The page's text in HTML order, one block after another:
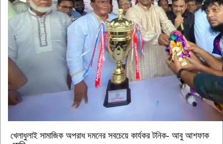
খেলাধুলাই সামাজিক অপরাধ দমনের সবচেয়ে কার্যকর টনিক- আবু আশফাক